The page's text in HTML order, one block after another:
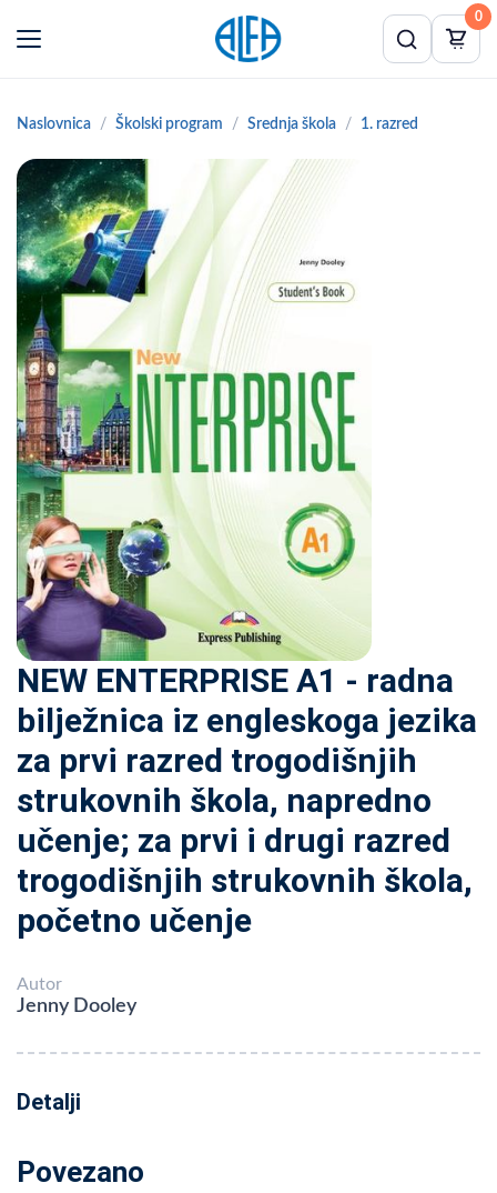
0
Naslovnica Školski program Srednja škola 1. razred
NEW ENTERPRISE A1 - radna
bilježnica iz engleskoga jezika
za prvi razred trogodišnjih
strukovnih škola, napredno
učenje; za prvi i drugi razred
trogodišnjih strukovnih škola,
početno učenje
Autor
Jenny Dooley
Detalji
Povezano